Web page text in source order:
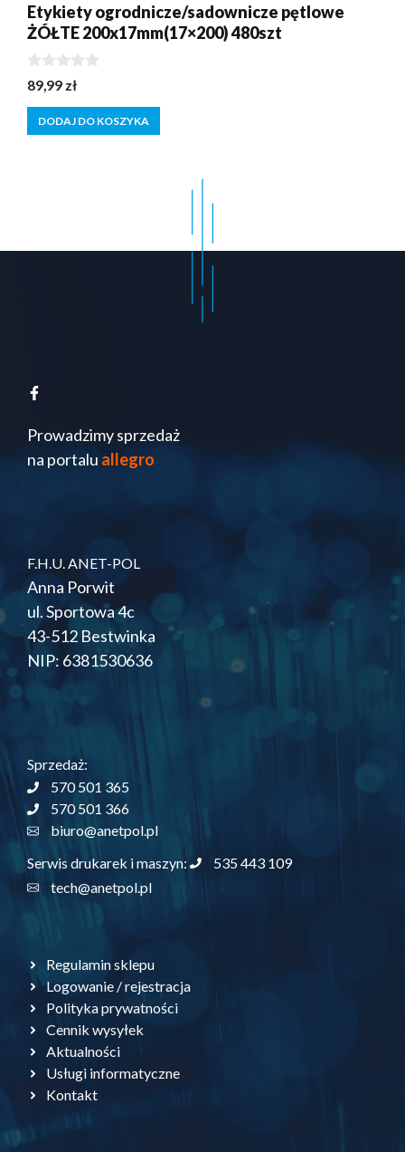
Etykiety ogrodnicze/sadownicze pętlowe
ŻÓŁTE 200x17mm(17×200) 480szt
0
z
5
89,99 zł
DODAJ DO KOSZYKA
Prowadzimy sprzedaż
na portalu allegro
F.H.U. ANET-POL
Anna Porwit
ul. Sportowa 4c
43-512 Bestwinka
NIP: 6381530636
Sprzedaż:
570 501 365
570 501 366
biuro@anetpol.pl
Serwis drukarek i maszyn:
535 443 109
tech@anetpol.pl
Regulamin sklepu
Logowanie / rejestracja
Polityka prywatności
Cennik wysyłek
Aktualności
Usługi informatyczne
Kontakt